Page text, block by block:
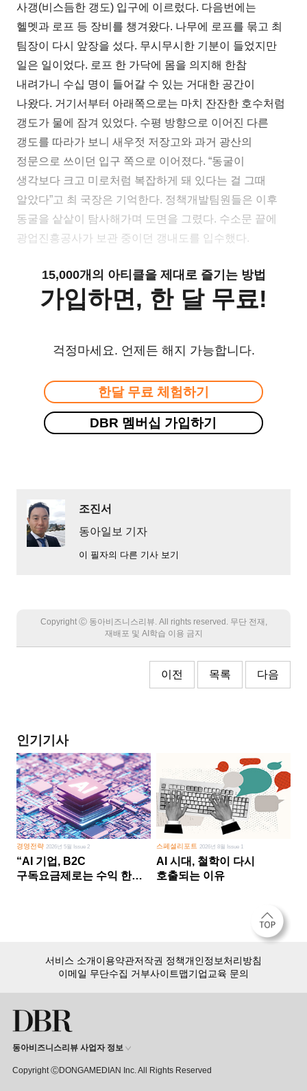
사갱(비스듬한 갱도) 입구에 이르렀다. 다음번에는
헬멧과 로프 등 장비를 챙겨왔다. 나무에 로프를 묶고 최
팀장이 다시 앞장을 섰다. 무시무시한 기분이 들었지만
일은 일이었다. 로프 한 가닥에 몸을 의지해 한참
내려가니 수십 명이 들어갈 수 있는 거대한 공간이
나왔다. 거기서부터 아래쪽으로는 마치 잔잔한 호수처럼
갱도가 물에 잠겨 있었다. 수평 방향으로 이어진 다른
갱도를 따라가 보니 새우젓 저장고와 과거 광산의
정문으로 쓰이던 입구 쪽으로 이어졌다. “동굴이
생각보다 크고 미로처럼 복잡하게 돼 있다는 걸 그때
알았다”고 최 국장은 기억한다. 정책개발팀원들은 이후
동굴을 샅샅이 탐사해가며 도면을 그렸다. 수소문 끝에
광업진흥공사가 보관 중이던 갱내도를 입수했다.
15,000개의 아티클을 제대로 즐기는 방법
가입하면, 한 달 무료!
걱정마세요. 언제든 해지 가능합니다.
한달 무료 체험하기
DBR 멤버십 가입하기
조진서
동아일보 기자
이 필자의 다른 기사 보기
Copyright Ⓒ 동아비즈니스리뷰. All rights reserved. 무단 전재,
재배포 및 AI학습 이용 금지
이전 목록 다음
인기기사
경영전략 2026년 5월 Issue 2
“AI 기업, B2C
구독요금제로는 수익 한계
스페셜리포트 2026년 8월 Issue 1
AI 시대, 철학이 다시
호출되는 이유
서비스 소개이용약관저작권 정책개인정보처리방침
이메일 무단수집 거부사이트맵기업교육 문의
동아비즈니스리뷰 사업자 정보
Copyright ⒸDONGAMEDIAN Inc. All Rights Reserved